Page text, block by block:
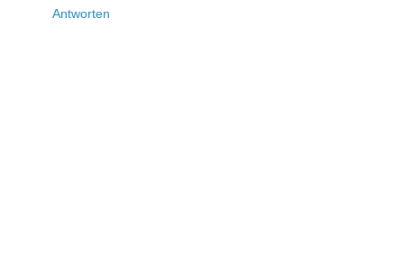
Antworten